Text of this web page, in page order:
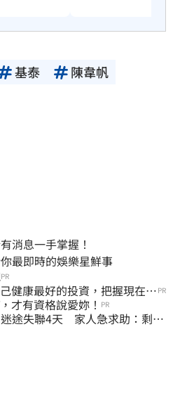
基泰
陳韋帆
消息一手掌握！
最即時的娛樂星鮮事
PR
健康最好的投資，把握現在不 PR
才有資格說愛妳！ PR
途失聯4天 家人急求助：剩我